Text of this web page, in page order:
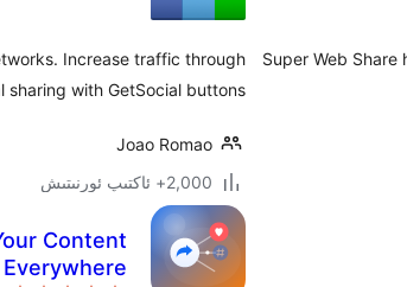
Super Web
Increase traffic through
sharing with GetSocial buttons.
Joao Romao
2,000+ ئاكتىپ ئورنىتىش
Content
Everywhere